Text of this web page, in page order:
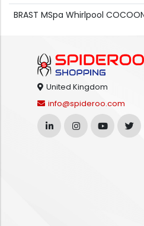
BRAST MSpa Whirlpool
United Kingdom
info@spideroo.com